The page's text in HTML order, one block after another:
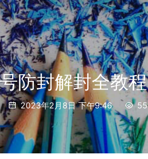
防封解封全教
2023年2月8日 下午9:46